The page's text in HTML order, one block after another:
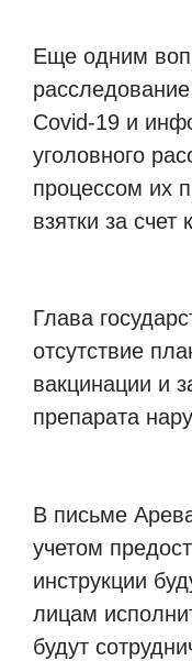
Еще одним
Covid-19 и
уголовного
процессом их
взятки за счет
Глава
отсутствие
вакцинации и
препарата
В письме
учетом
инструкции
лицам
будут